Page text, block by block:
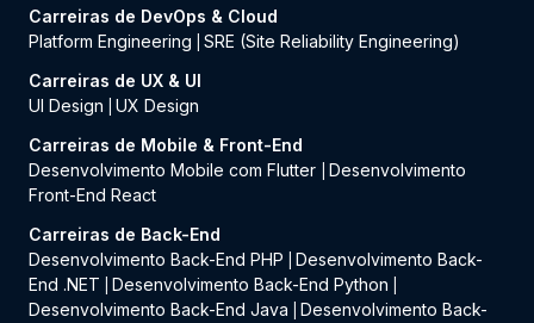
Carreiras de DevOps & Cloud
Platform Engineering
SRE (Site Reliability Engineering)
Carreiras de UX & UI
UI Design
UX Design
Carreiras de Mobile & Front-End
Desenvolvimento Mobile com Flutter
Desenvolvimento
Front-End React
Carreiras de Back-End
Desenvolvimento Back-End PHP
Desenvolvimento Back-
End .NET
Desenvolvimento Back-End Python
Desenvolvimento Back-End Java
Desenvolvimento Back-